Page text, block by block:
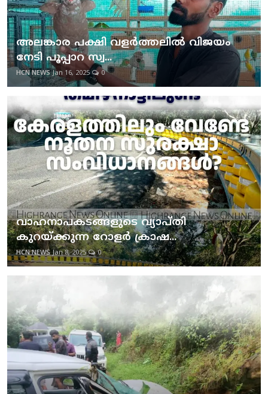
അലങ്കാര പക്ഷി വളര്‍ത്തലില്‍ വിജയം
നേടി പൂപ്പാറ സ്വ...
HCN NEWS Jan 16, 2025 0
വാഹനാപകടങ്ങളുടെ വ്യാപ്തി
കുറയ്ക്കുന്ന റോളര്‍ ക്രാഷ...
HCN NEWS Jan 8, 2025 0